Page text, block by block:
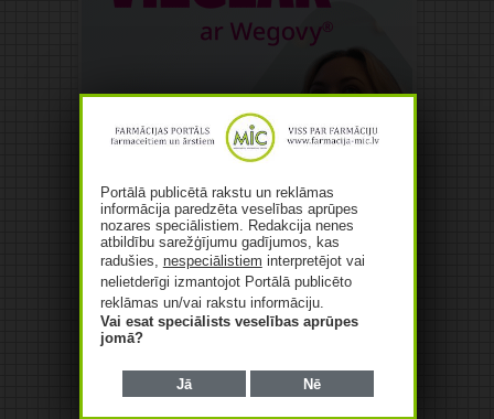
Portālā publicētā rakstu un reklāmas
informācija paredzēta veselības aprūpes
nozares speciālistiem. Redakcija nenes
atbildību sarežģījumu gadījumos, kas
radušies, nespeciālistiem interpretējot vai
nelietderīgi izmantojot Portālā publicēto
reklāmas un/vai rakstu informāciju.
Vai esat speciālists veselības aprūpes
jomā?
Jā Nē